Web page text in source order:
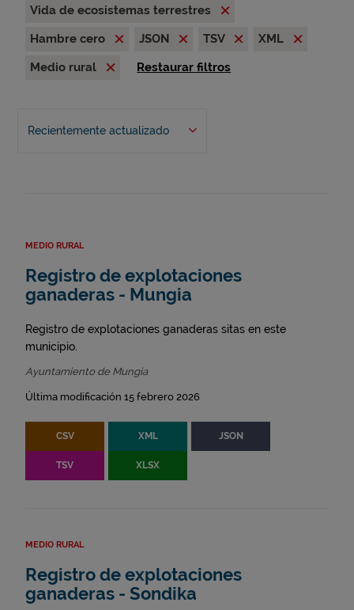
Vida de ecosistemas terrestres
Hambre cero
JSON TSV
XML
Medio rural
Restaurar filtros
Recientemente actualizado
MEDIO RURAL
Registro de explotaciones
ganaderas - Mungia
Registro de explotaciones ganaderas sitas en este
municipio.
Ayuntamiento de Mungia
Última modificación 15 febrero 2026
CSV XML JSON
TSV XLSX
MEDIO RURAL
Registro de explotaciones
ganaderas - Sondika